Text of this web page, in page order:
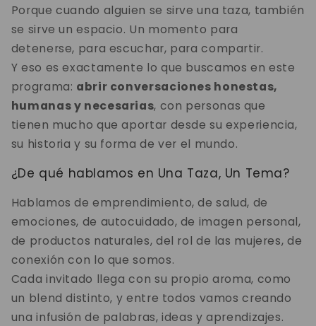
Porque cuando alguien se sirve una taza, también
se sirve un espacio. Un momento para
detenerse, para escuchar, para compartir.
Y eso es exactamente lo que buscamos en este
programa: abrir conversaciones honestas,
humanas y necesarias, con personas que
tienen mucho que aportar desde su experiencia,
su historia y su forma de ver el mundo.
¿De qué hablamos en Una Taza, Un Tema?
Hablamos de emprendimiento, de salud, de
emociones, de autocuidado, de imagen personal,
de productos naturales, del rol de las mujeres, de
conexión con lo que somos.
Cada invitado llega con su propio aroma, como
un blend distinto, y entre todos vamos creando
una infusión de palabras, ideas y aprendizajes.